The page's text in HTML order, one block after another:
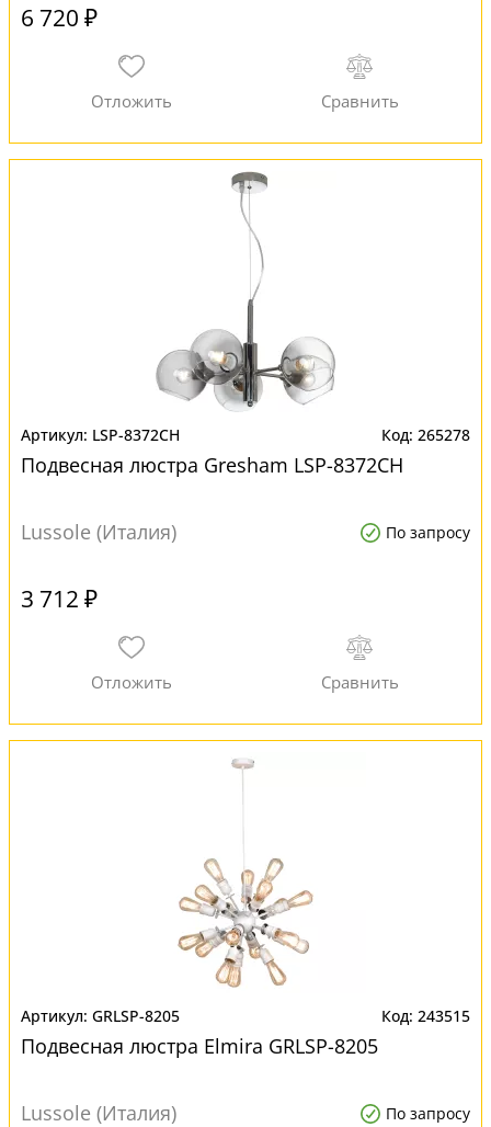
6 720 ₽
LSP-8372CH 265278
Подвесная люстра Gresham LSP-8372CH
Lussole (Италия) По запросу
3 712 ₽
GRLSP-8205 243515
Подвесная люстра Elmira GRLSP-8205
Lussole (Италия) По запросу